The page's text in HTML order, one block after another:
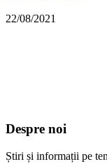
22/08/2021
Despre noi
Știri și informații pe